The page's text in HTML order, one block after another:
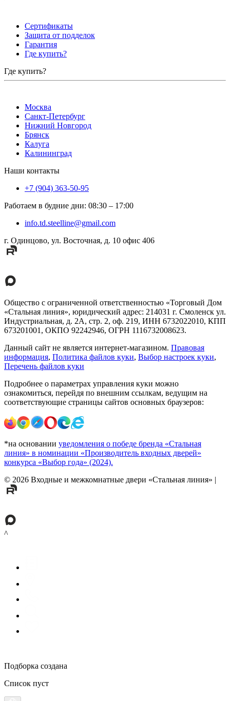
Сертификаты
Защита от подделок
Гарантия
Где купить?
Где купить?
Москва
Санкт-Петербург
Нижний Новгород
Брянск
Калуга
Калининград
Наши контакты
+7 (904) 363-50-95
Работаем в будние дни: 08:30 – 17:00
info.td.steelline@gmail.com
г. Одинцово, ул. Восточная, д. 10 офис 406
Общество с ограниченной ответственностью «Торговый Дом
«Стальная линия», юридический адрес: 214031 г. Смоленск ул.
Индустриальная, д. 2А, стр. 2, оф. 219, ИНН 6732022010, КПП
673201001, ОКПО 92242946, ОГРН 1116732008623.
Данный сайт не является интернет-магазином. Правовая
информация, Политика файлов куки, Выбор настроек куки,
Перечень файлов куки
Подробнее о параметрах управления куки можно
ознакомиться, перейдя по внешним ссылкам, ведущим на
соответствующие страницы сайтов основных браузеров:
*на основании уведомления о победе бренда «Стальная
линия» в номинации «Производитель входных дверей»
конкурса «Выбор года» (2024).
© 2026 Входные и межкомнатные двери «Стальная линия» |
^
Подборка создана
Список пуст